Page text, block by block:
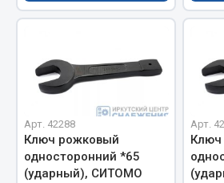
Аксессуары автомобильные
Брызговики
Вентиляторы кабины
Показать ещё
Весь раздел
Арт. 42288
Ключ рожковый
односторонний *65
(ударный), СИТОМО
Арт.
Ключ